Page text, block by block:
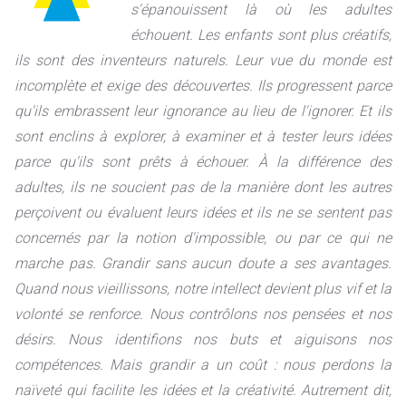
s'épanouissent là où les adultes
échouent. Les enfants sont plus créatifs,
ils sont des inventeurs naturels. Leur vue du monde est
incomplète et exige des découvertes. Ils progressent parce
qu'ils embrassent leur ignorance au lieu de l'ignorer. Et ils
sont enclins à explorer, à examiner et à tester leurs idées
parce qu'ils sont prêts à échouer. À la différence des
adultes, ils ne soucient pas de la manière dont les autres
perçoivent ou évaluent leurs idées et ils ne se sentent pas
concernés par la notion d'impossible, ou par ce qui ne
marche pas. Grandir sans aucun doute a ses avantages.
Quand nous vieillissons, notre intellect devient plus vif et la
volonté se renforce. Nous contrôlons nos pensées et nos
désirs. Nous identifions nos buts et aiguisons nos
compétences. Mais grandir a un coût : nous perdons la
naïveté qui facilite les idées et la créativité. Autrement dit,